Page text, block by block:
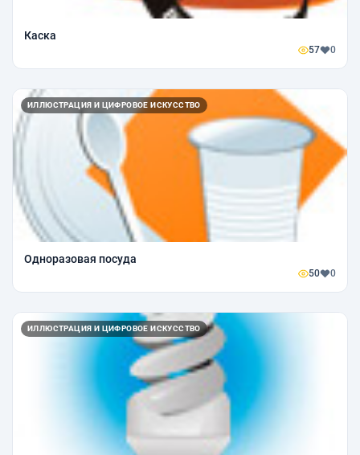
Каска
57 0
ИЛЛЮСТРАЦИЯ И ЦИФРОВОЕ ИСКУССТВО
Одноразовая посуда
50 0
ИЛЛЮСТРАЦИЯ И ЦИФРОВОЕ ИСКУССТВО